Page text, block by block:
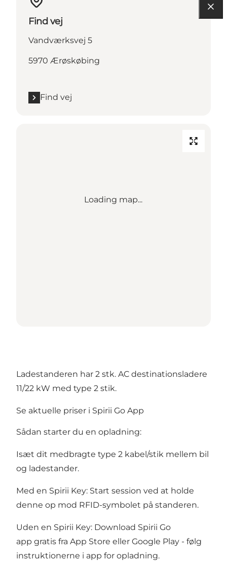
Find vej
Vandværksvej 5
5970 Ærøskøbing
Find vej
Loading map...
Ladestanderen har 2 stk. AC destinationsladere
11/22 kW med type 2 stik.
Se aktuelle priser i Spirii Go App
Sådan starter du en opladning:
Isæt dit medbragte type 2 kabel/stik mellem bil
og ladestander.
Med en Spirii Key: Start session ved at holde
denne op mod RFID-symbolet på standeren.
Uden en Spirii Key: Download Spirii Go
app gratis fra App Store eller Google Play - følg
instruktionerne i app for opladning.